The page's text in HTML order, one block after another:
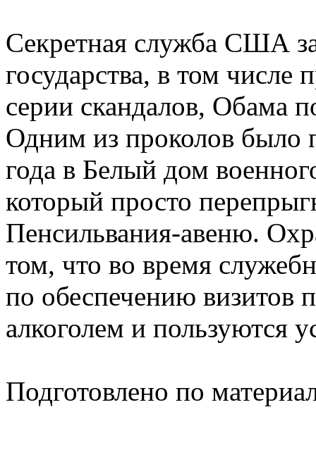
Секретная служба США
государства, в том числе
серии скандалов, Обама
Одним из проколов было
года в Белый дом
который просто
Пенсильвания-авеню.
том, что во время
по обеспечению визитов
алкоголем и пользуются
Подготовлено по